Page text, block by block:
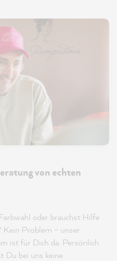
von echten
oder brauchst Hilfe
Problem – unser
ist für Dich da. Persönlich
Du bei uns keine